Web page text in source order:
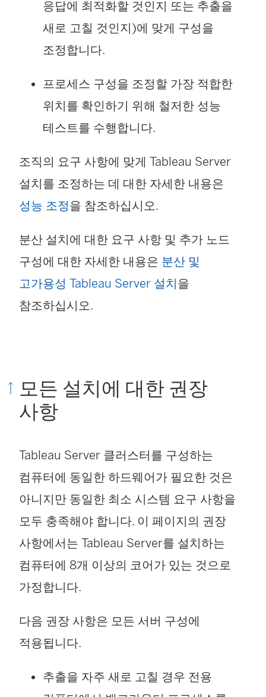
응답에 최적화할 것인지 또는 추출을
새로 고칠 것인지)에 맞게 구성을
조정합니다.
프로세스 구성을 조정할 가장 적합한
위치를 확인하기 위해 철저한 성능
테스트를 수행합니다.
조직의 요구 사항에 맞게 Tableau Server
설치를 조정하는 데 대한 자세한 내용은
성능 조정을 참조하십시오.
분산 설치에 대한 요구 사항 및 추가 노드
구성에 대한 자세한 내용은 분산 및
고가용성 Tableau Server 설치을
참조하십시오.
모든 설치에 대한 권장
사항
Tableau Server 클러스터를 구성하는
컴퓨터에 동일한 하드웨어가 필요한 것은
아니지만 동일한 최소 시스템 요구 사항을
모두 충족해야 합니다. 이 페이지의 권장
사항에서는 Tableau Server를 설치하는
컴퓨터에 8개 이상의 코어가 있는 것으로
가정합니다.
다음 권장 사항은 모든 서버 구성에
적용됩니다.
추출을 자주 새로 고칠 경우 전용